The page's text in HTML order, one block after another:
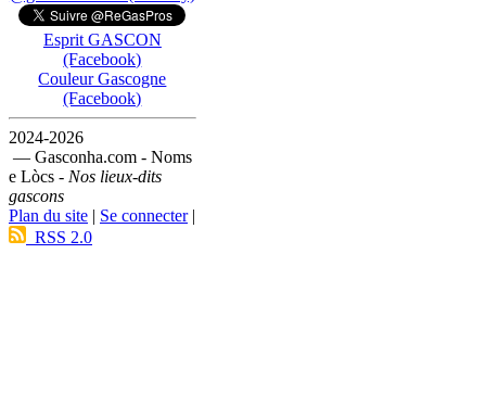
Esprit GASCON
(Facebook)
Couleur Gascogne
(Facebook)
2024-2026
— Gasconha.com - Noms
e Lòcs - Nos lieux-dits
gascons
Plan du site
Se connecter|
RSS 2.0